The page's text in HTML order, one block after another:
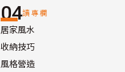
04讀專欄
居家風水
收納技巧
風格營造